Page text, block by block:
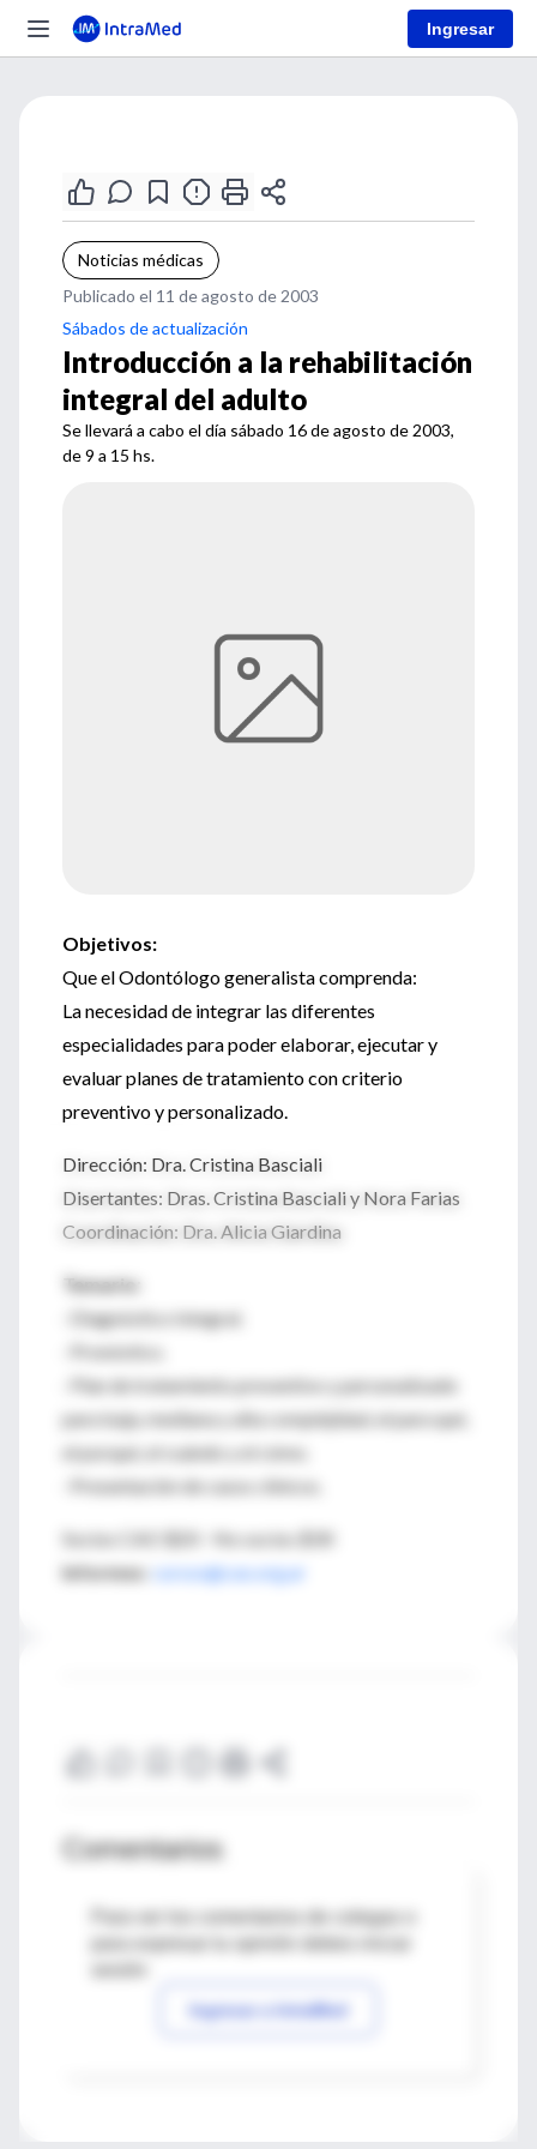
Ingresar
Noticias médicas
Publicado el 11 de agosto de 2003
Sábados de actualización
Introducción a la rehabilitación
integral del adulto
Se llevará a cabo el día sábado 16 de agosto de 2003,
de 9 a 15 hs.
Objetivos:
Que el Odontólogo generalista comprenda:
La necesidad de integrar las diferentes
especialidades para poder elaborar, ejecutar y
evaluar planes de tratamiento con criterio
preventivo y personalizado.
Dirección: Dra. Cristina Basciali
Disertantes: Dras. Cristina Basciali y Nora Farias
Coordinación: Dra. Alicia Giardina
Temario:
· Diagnóstico Integral.
· Pronóstico.
· Plan de tratamiento preventivo y personalizado
para baja, mediana y alta complejidad, el para qué,
el porqué, el cuándo y el cómo.
· Presentación de casos clínicos.
Socios CAO $20 - No socios $30
Informes
cursos@cao.org.ar
Comentarios
Para ver los comentarios de colegas o
Ingresar a IntraMed